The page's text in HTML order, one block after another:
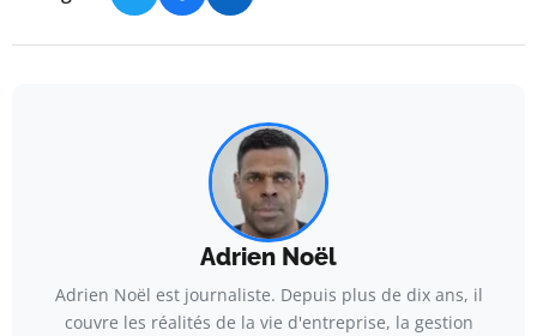
Adrien Noël
Adrien Noël est journaliste. Depuis plus de dix ans, il
couvre les réalités de la vie d'entreprise, la gestion